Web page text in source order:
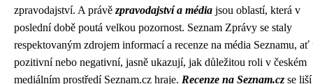
zpravodajství. A právě zpravodajství a média jsou oblastí, která v
poslední době poutá velkou pozornost. Seznam Zprávy se staly
respektovaným zdrojem informací a recenze na média Seznamu, ať
pozitivní nebo negativní, jasně ukazují, jak důležitou roli v českém
mediálním prostředí Seznam.cz hraje. Recenze na Seznam.cz se